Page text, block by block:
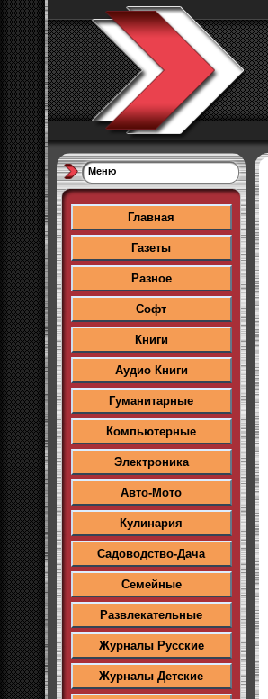
Меню
Главная
Газеты
Разное
Софт
Книги
Аудио Книги
Гуманитарные
Компьютерные
Электроника
Авто-Мото
Кулинария
Садоводство-Дача
Семейные
Развлекательные
Журналы Русские
Журналы Детские